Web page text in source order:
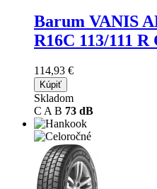
Barum VANIS
R16C 113/111 R
114,93 €
Kúpiť
Skladom
C A B 73 dB